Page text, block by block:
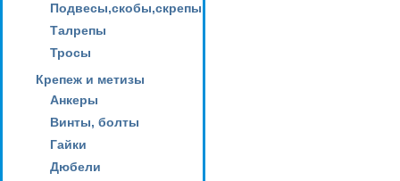
Подвесы,скобы,скрепы
Талрепы
Тросы
Крепеж и метизы
Анкеры
Винты, болты
Гайки
Дюбели